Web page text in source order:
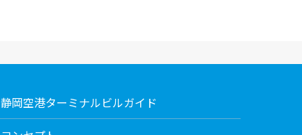
静岡空港ターミナルビルガイド